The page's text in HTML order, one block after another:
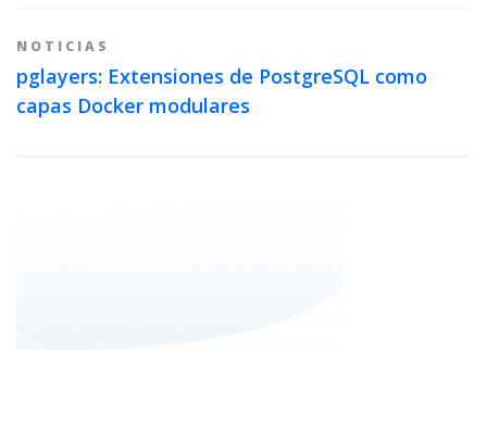
NOTICIAS
pglayers: Extensiones de PostgreSQL como
capas Docker modulares